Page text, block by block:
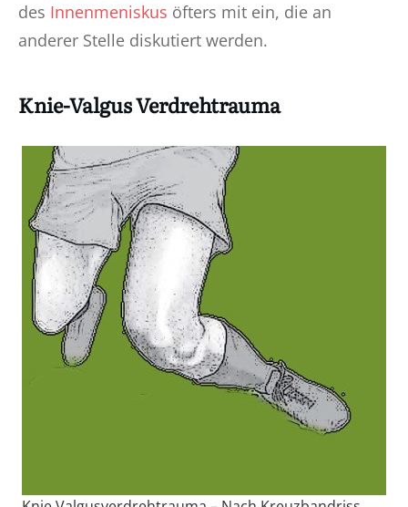
des Innenmeniskus öfters mit ein, die an
anderer Stelle diskutiert werden.
Knie-Valgus Verdrehtrauma